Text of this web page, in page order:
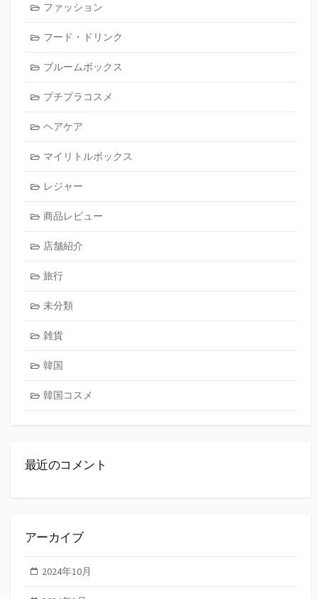
ファッション
フード・ドリンク
ブルームボックス
プチプラコスメ
ヘアケア
マイリトルボックス
レジャー
商品レビュー
店舗紹介
旅行
未分類
雑貨
韓国
韓国コスメ
最近のコメント
アーカイブ
2024年10月